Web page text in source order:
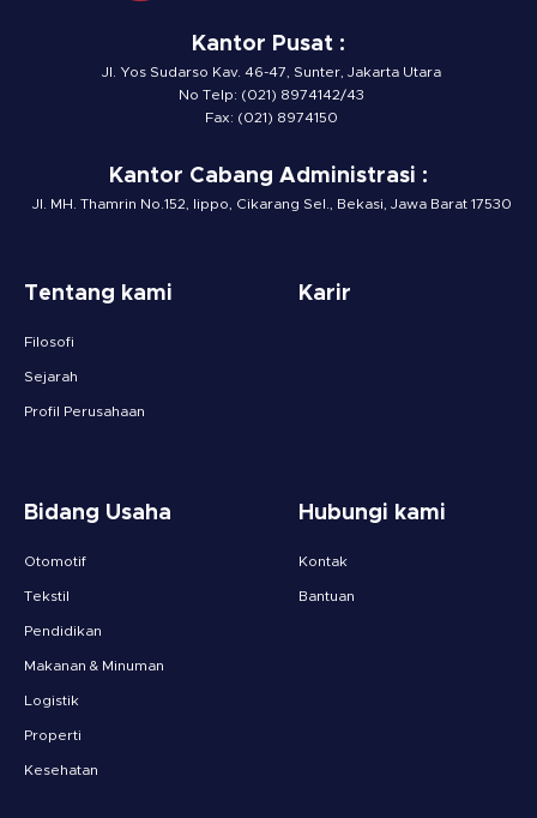
Kantor Pusat :
Jl. Yos Sudarso Kav. 46-47, Sunter, Jakarta Utara
No Telp: (021) 8974142/43
Fax: (021) 8974150
Kantor Cabang Administrasi :
Jl. MH. Thamrin No.152, lippo, Cikarang Sel., Bekasi, Jawa Barat 17530
Tentang kami
Filosofi
Sejarah
Profil Perusahaan
Karir
Bidang Usaha
Otomotif
Tekstil
Pendidikan
Makanan & Minuman
Logistik
Properti
Kesehatan
Hubungi kami
Kontak
Bantuan